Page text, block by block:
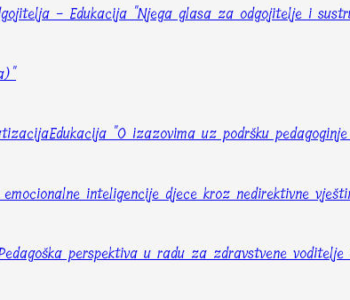
- Edukacija "Njega glasa za odgojitelje i
Edukacija "O izazovima uz podršku
inteligencije djece kroz nedirektivne
perspektiva u radu za zdravstvene